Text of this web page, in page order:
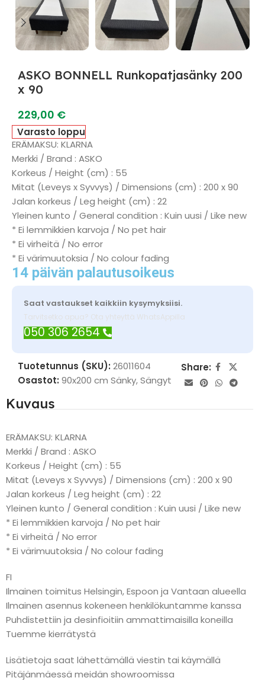
ASKO BONNELL Runkopatjasänky 200
x 90
229,00 €
Varasto loppu
ERÄMAKSU: KLARNA
Merkki / Brand : ASKO
Korkeus / Height (cm) : 55
Mitat (Leveys x Syvvys) / Dimensions (cm) : 200 x 90
Jalan korkeus / Leg height (cm) : 22
Yleinen kunto / General condition : Kuin uusi / Like new
* Ei lemmikkien karvoja / No pet hair
* Ei virheitä / No error
* Ei värimuutoksia / No colour fading
14 päivän palautusoikeus
Saat vastaukset kaikkiin kysymyksiisi.
Tarvitsetko apua? Ota yhteyttä WhatsAppilla
050 306 2654
Tuotetunnus (SKU): 26011604
Osastot: 90x200 cm Sänky,Sängyt
Share:
Kuvaus
ERÄMAKSU: KLARNA
Merkki / Brand : ASKO
Korkeus / Height (cm) : 55
Mitat (Leveys x Syvvys) / Dimensions (cm) : 200 x 90
Jalan korkeus / Leg height (cm) : 22
Yleinen kunto / General condition : Kuin uusi / Like new
* Ei lemmikkien karvoja / No pet hair
* Ei virheitä / No error
* Ei värimuutoksia / No colour fading
FI
Ilmainen toimitus Helsingin, Espoon ja Vantaan alueella
Ilmainen asennus kokeneen henkilökuntamme kanssa
Puhdistettiin ja desinfioitiin ammattimaisilla koneilla
Tuemme kierrätystä
Lisätietoja saat lähettämällä viestin tai käymällä
Pitäjänmäessä meidän showroomissa